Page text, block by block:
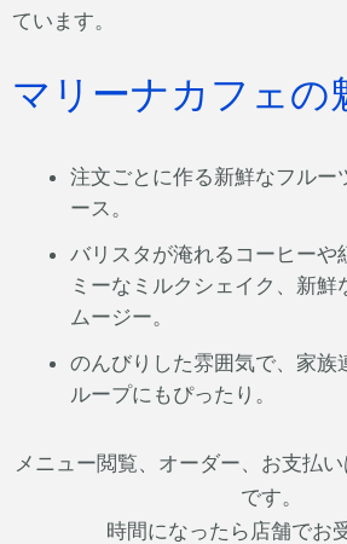
ています。
マリーナカフェの
注文ごとに作る新鮮なフルー
ース。
バリスタが淹れるコーヒーや
ミーなミルクシェイク、新鮮
ムージー。
のんびりした雰囲気で、家族
ループにもぴったり。
メニュー閲覧、オーダー、お支払い
です。
時間になったら店舗でお